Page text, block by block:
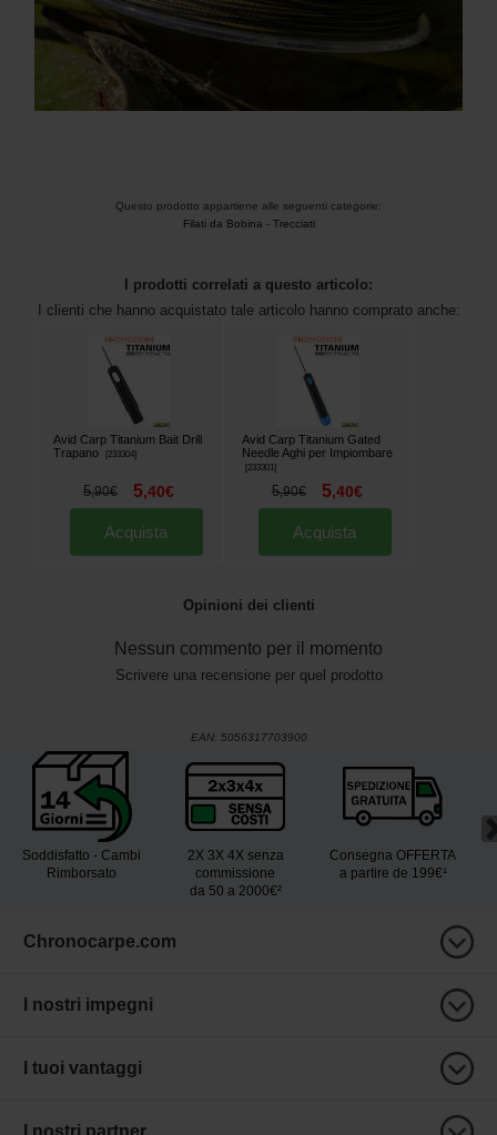
Questo prodotto appartiene alle seguenti categorie:
Filati da Bobina - Trecciati
I prodotti correlati a questo articolo:
I clienti che hanno acquistato tale articolo hanno comprato anche:
Avid Carp Titanium Bait Drill
Trapano
[233304]
5,90€ 5,40€
Acquista
Avid Carp Titanium Gated
Needle Aghi per Impiombare
[233301]
5,90€ 5,40€
Acquista
Opinioni dei clienti
Nessun commento per il momento
Scrivere una recensione per quel prodotto
EAN: 5056317703900
Soddisfatto - Cambi
Rimborsato
2X 3X 4X senza
commissione
da 50 a 2000€²
Consegna OFFERTA
a partire de 199€¹
Chronocarpe.com
I nostri impegni
I tuoi vantaggi
I nostri partner